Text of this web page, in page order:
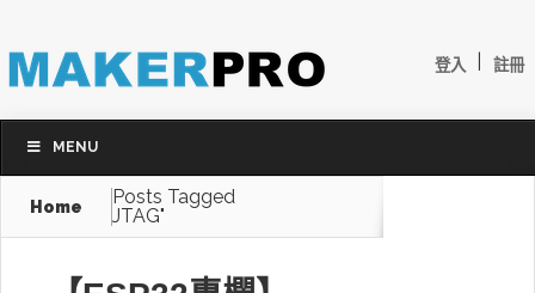
登入 註冊
MENU
Home
Posts Tagged
JTAG"